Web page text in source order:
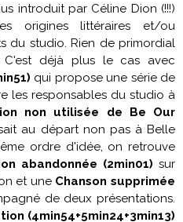
introduit par Céline Dion (!!!)
origines littéraires et/ou
du studio. Rien de primordial
C'est déjà plus le cas avec
qui propose une série de
les responsables du studio à
non utilisée de Be Our
au départ non pas à Belle
ordre d'idée, on retrouve
abandonnée (2min01) sur
et une Chanson supprimée
de deux présentations.
(4min54+5min24+3min13)